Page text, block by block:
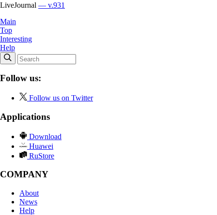
LiveJournal — v.931
Main
Top
Interesting
Help
Follow us:
Follow us on Twitter
Applications
Download
Huawei
RuStore
COMPANY
About
News
Help